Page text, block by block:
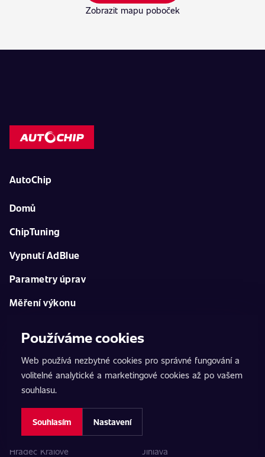
Zobrazit mapu poboček
AutoChip
Domů
ChipTuning
Vypnutí AdBlue
Parametry úprav
Měření výkonu
Seznam poboček
Bystřec
České Budějovice
Hradec Králové
Jihlava
Používáme cookies
Web používá nezbytné cookies pro správné fungování a
volitelné analytické a marketingové cookies až po vašem
souhlasu.
Souhlasím Nastavení